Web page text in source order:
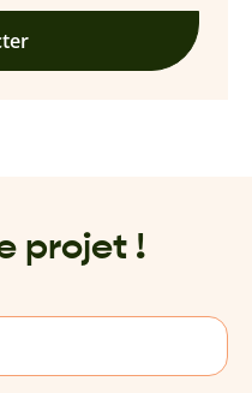
projet !